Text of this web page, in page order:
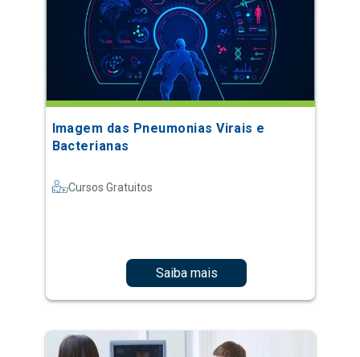
Imagem das Pneumonias Virais e
Bacterianas
Cursos Gratuitos
Saiba mais